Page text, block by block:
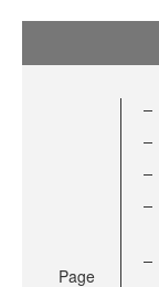
Page